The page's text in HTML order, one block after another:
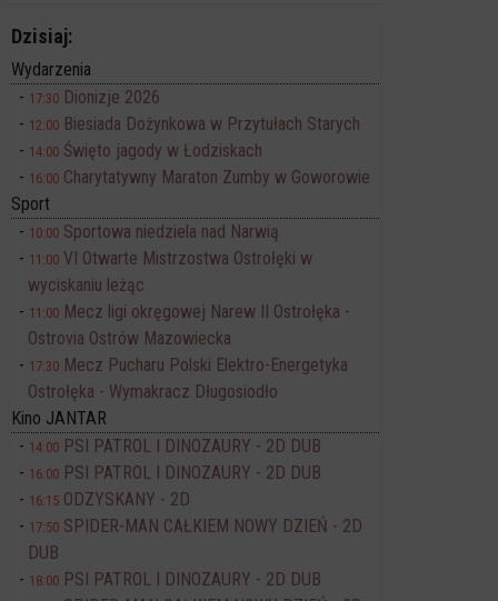
Dzisiaj:
Wydarzenia
17:30 Dionizje 2026
12:00 Biesiada Dożynkowa w Przytułach Starych
14:00 Święto jagody w Łodziskach
16:00 Charytatywny Maraton Zumby w Goworowie
Sport
10:00 Sportowa niedziela nad Narwią
11:00 VI Otwarte Mistrzostwa Ostrołęki w
wyciskaniu leżąc
11:00 Mecz ligi okręgowej Narew II Ostrołęka -
Ostrovia Ostrów Mazowiecka
17:30 Mecz Pucharu Polski Elektro-Energetyka
Ostrołęka - Wymakracz Długosiodło
Kino JANTAR
14:00 PSI PATROL I DINOZAURY - 2D DUB
16:00 PSI PATROL I DINOZAURY - 2D DUB
16:15 ODZYSKANY - 2D
17:50 SPIDER-MAN CAŁKIEM NOWY DZIEŃ - 2D
DUB
18:00 PSI PATROL I DINOZAURY - 2D DUB